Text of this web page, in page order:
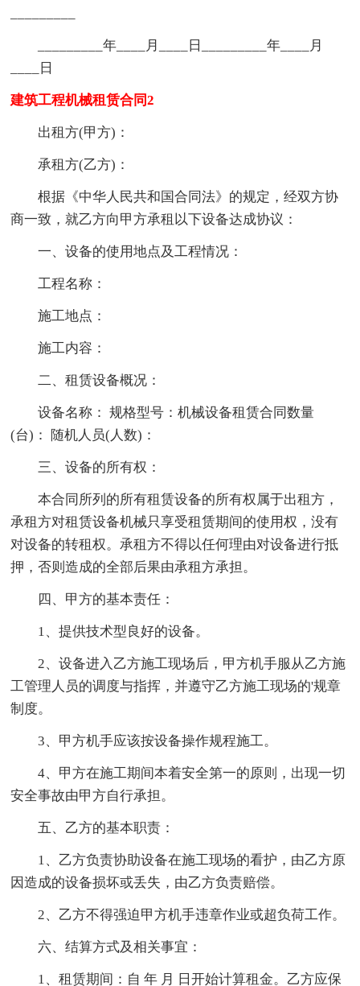
_________年____月____日_________年____月
____日
建筑工程机械租赁合同2
出租方(甲方)：
承租方(乙方)：
根据《中华人民共和国合同法》的规定，经双方协
商一致，就乙方向甲方承租以下设备达成协议：
一、设备的使用地点及工程情况：
工程名称：
施工地点：
施工内容：
二、租赁设备概况：
设备名称： 规格型号：机械设备租赁合同数量
(台)： 随机人员(人数)：
三、设备的所有权：
本合同所列的所有租赁设备的所有权属于出租方，
承租方对租赁设备机械只享受租赁期间的使用权，没有
对设备的转租权。承租方不得以任何理由对设备进行抵
押，否则造成的全部后果由承租方承担。
四、甲方的基本责任：
1、提供技术型良好的设备。
2、设备进入乙方施工现场后，甲方机手服从乙方施
工管理人员的调度与指挥，并遵守乙方施工现场的'规章
制度。
3、甲方机手应该按设备操作规程施工。
4、甲方在施工期间本着安全第一的原则，出现一切
安全事故由甲方自行承担。
五、乙方的基本职责：
1、乙方负责协助设备在施工现场的看护，由乙方原
因造成的设备损坏或丢失，由乙方负责赔偿。
2、乙方不得强迫甲方机手违章作业或超负荷工作。
六、结算方式及相关事宜：
1、租赁期间：自 年 月 日开始计算租金。乙方应保